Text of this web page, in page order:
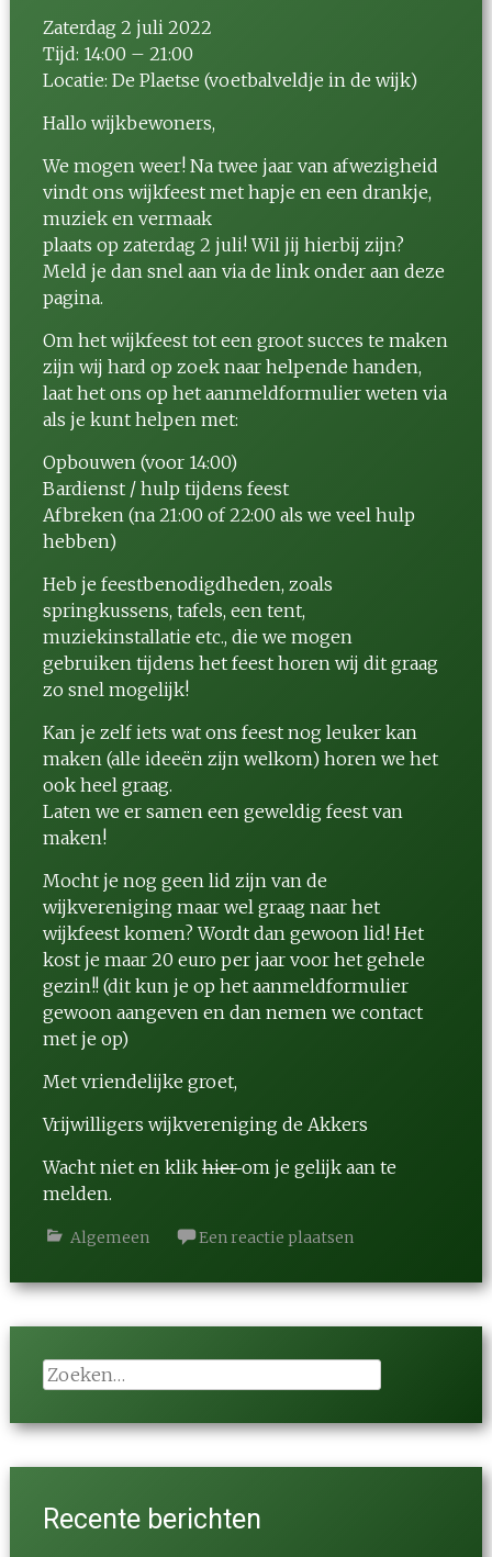
Zaterdag 2 juli 2022
Tijd: 14:00 – 21:00
Locatie: De Plaetse (voetbalveldje in de wijk)
Hallo wijkbewoners,
We mogen weer! Na twee jaar van afwezigheid
vindt ons wijkfeest met hapje en een drankje,
muziek en vermaak
plaats op zaterdag 2 juli! Wil jij hierbij zijn?
Meld je dan snel aan via de link onder aan deze
pagina.
Om het wijkfeest tot een groot succes te maken
zijn wij hard op zoek naar helpende handen,
laat het ons op het aanmeldformulier weten via
als je kunt helpen met:
Opbouwen (voor 14:00)
Bardienst / hulp tijdens feest
Afbreken (na 21:00 of 22:00 als we veel hulp
hebben)
Heb je feestbenodigdheden, zoals
springkussens, tafels, een tent,
muziekinstallatie etc., die we mogen
gebruiken tijdens het feest horen wij dit graag
zo snel mogelijk!
Kan je zelf iets wat ons feest nog leuker kan
maken (alle ideeën zijn welkom) horen we het
ook heel graag.
Laten we er samen een geweldig feest van
maken!
Mocht je nog geen lid zijn van de
wijkvereniging maar wel graag naar het
wijkfeest komen? Wordt dan gewoon lid! Het
kost je maar 20 euro per jaar voor het gehele
gezin!! (dit kun je op het aanmeldformulier
gewoon aangeven en dan nemen we contact
met je op)
Met vriendelijke groet,
Vrijwilligers wijkvereniging de Akkers
Wacht niet en klik hierom je gelijk aan te
melden.
Algemeen Een reactie plaatsen
Zoeken
Recente berichten